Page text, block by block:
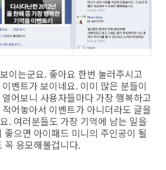
이는군요. 좋아요 한번 눌러주시고
벤트가 보이네요. 이미 많은 분들이
어보니 사용자들마다 가장 행복하고
어놓아서 이벤트가 아니더라도 글을
. 여러분들도 가장 기억에 남는 일을
좋으면 아이패드 미니의 주인공이 될
꼭 응모해볼겁니다.